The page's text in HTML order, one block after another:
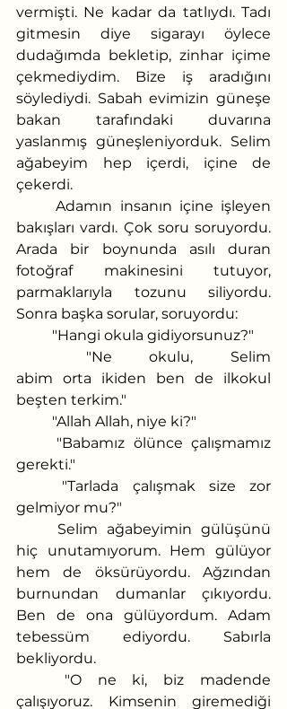
vermişti. Ne kadar da tatlıydı. Tadı
gitmesin diye sigarayı öylece
dudağımda bekletip, zinhar içime
çekmediydim. Bize iş aradığını
söylediydi. Sabah evimizin güneşe
bakan tarafındaki duvarına
yaslanmış güneşleniyorduk. Selim
ağabeyim hep içerdi, içine de
çekerdi.
	Adamın insanın içine işleyen
bakışları vardı. Çok soru soruyordu.
Arada bir boynunda asılı duran
fotoğraf makinesini tutuyor,
parmaklarıyla tozunu siliyordu.
Sonra başka sorular, soruyordu:
	"Hangi okula gidiyorsunuz?"
abim orta ikiden ben de ilkokul
beşten terkim."
	"Allah Allah, niye ki?"
gerekti."
gelmiyor mu?"
hiç unutamıyorum. Hem gülüyor
hem de öksürüyordu. Ağzından
burnundan dumanlar çıkıyordu.
Ben de ona gülüyordum. Adam
tebessüm ediyordu. Sabırla
bekliyordu.
çalışıyoruz. Kimsenin giremediği